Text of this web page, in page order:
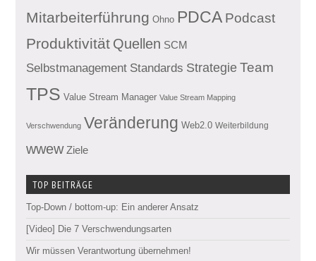
Mitarbeiterführung Ohno PDCA Podcast
Produktivität Quellen SCM
Selbstmanagement Standards Strategie Team
TPS Value Stream Manager Value Stream Mapping
Verschwendung Veränderung Web2.0 Weiterbildung
wwew Ziele
TOP BEITRÄGE
Top-Down / bottom-up: Ein anderer Ansatz
[Video] Die 7 Verschwendungsarten
Wir müssen Verantwortung übernehmen!